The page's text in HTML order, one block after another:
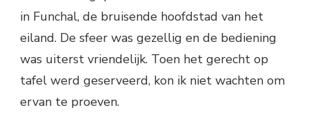
in Funchal, de bruisende hoofdstad van het
eiland. De sfeer was gezellig en de bediening
was uiterst vriendelijk. Toen het gerecht op
tafel werd geserveerd, kon ik niet wachten om
ervan te proeven.